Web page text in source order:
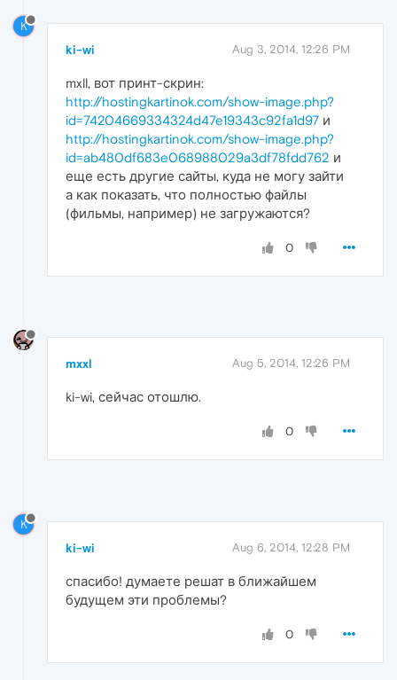
K
ki-wi Aug 3, 2014, 12:26 PM
mxll, вот принт-скрин:
http://hostingkartinok.com/show-image.php?
id=74204669334324d47e19343c92fa1d97 и
http://hostingkartinok.com/show-image.php?
id=ab480df683e068988029a3df78fdd762 и
еще есть другие сайты, куда не могу зайти
а как показать, что полностью файлы
(фильмы, например) не загружаются?
0
mxxl Aug 5, 2014, 12:26 PM
ki-wi, сейчас отошлю.
0
K
ki-wi Aug 6, 2014, 12:28 PM
спасибо! думаете решат в ближайшем
будущем эти проблемы?
0